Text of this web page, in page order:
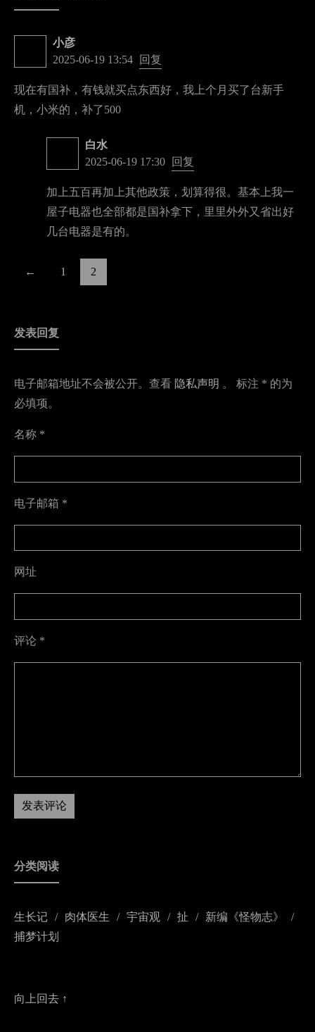
小彦
2025-06-19 13:54
回复
现在有国补，有钱就买点东西好，我上个月买了台新手
机，小米的，补了500
白水
2025-06-19 17:30
回复
加上五百再加上其他政策，划算得很。基本上我一
屋子电器也全部都是国补拿下，里里外外又省出好
几台电器是有的。
← 1 2
发表回复
电子邮箱地址不会被公开。查看 隐私声明 。 标注 * 的为
必填项。
名称 *
电子邮箱 *
网址
评论 *
分类阅读
生长记 肉体医生 宇宙观 扯
新编《怪物志》
捕梦计划
向上回去 ↑